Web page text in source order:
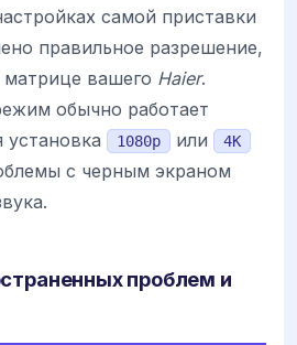
самой приставки
правильное разрешение,
вашего Haier.
обычно работает
1080p или 4K
с черным экраном
проблем и